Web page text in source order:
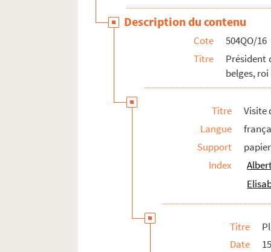
Description du contenu
Cote
504QO/16
Titre
Président
belges, roi
Titre
Visite
Langue
Support
papier
Index
Titre
Date